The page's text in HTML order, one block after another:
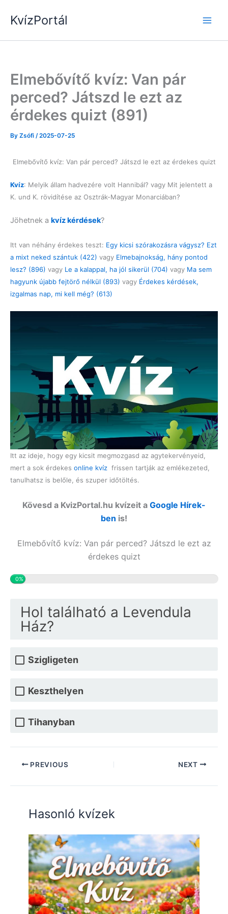
KvízPortál
Elmebővítő kvíz: Van pár
perced? Játszd le ezt az
érdekes quizt (891)
By Zsófi /2025-07-25
Elmebővítő kvíz: Van pár perced? Játszd le ezt az érdekes quizt
Kvíz: Melyik állam hadvezére volt Hannibál? vagy Mit jelentett a
K. und K. rövidítése az Osztrák-Magyar Monarciában?
Jöhetnek a kvíz kérdések?
Itt van néhány érdekes teszt: Egy kicsi szórakozásra vágysz? Ezt
a mixt neked szántuk (422) vagy Elmebajnokság, hány pontod
lesz? (896) vagy Le a kalappal, ha jól sikerül (704) vagy Ma sem
hagyunk újabb fejtörő nélkül (893) vagy Érdekes kérdések,
izgalmas nap, mi kell még? (613)
Itt az ideje, hogy egy kicsit megmozgasd az agytekervényeid,
mert a sok érdekes online kvíz frissen tartják az emlékezeted,
tanulhatsz is belőle, és szuper időtöltés.
Kövesd a KvizPortal.hu kvízeit a Google Hírek-
ben is!
Elmebővítő kvíz: Van pár perced? Játszd le ezt az
érdekes quizt
0%
Hol található a Levendula
Ház?
Szigligeten
Keszthelyen
Tihanyban
PREVIOUS NEXT
Hasonló kvízek